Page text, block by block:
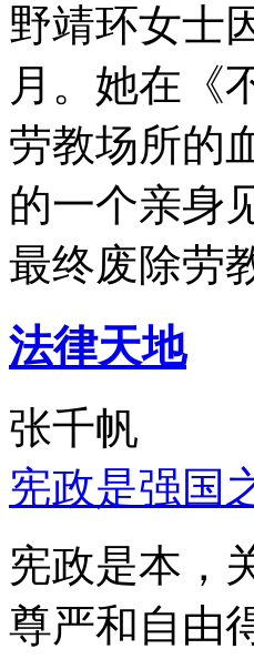
野靖环女士
月。她在《
劳教场所的
的一个亲身
最终废除劳
法律天地
张千帆
宪政是强国
宪政是本，
尊严和自由